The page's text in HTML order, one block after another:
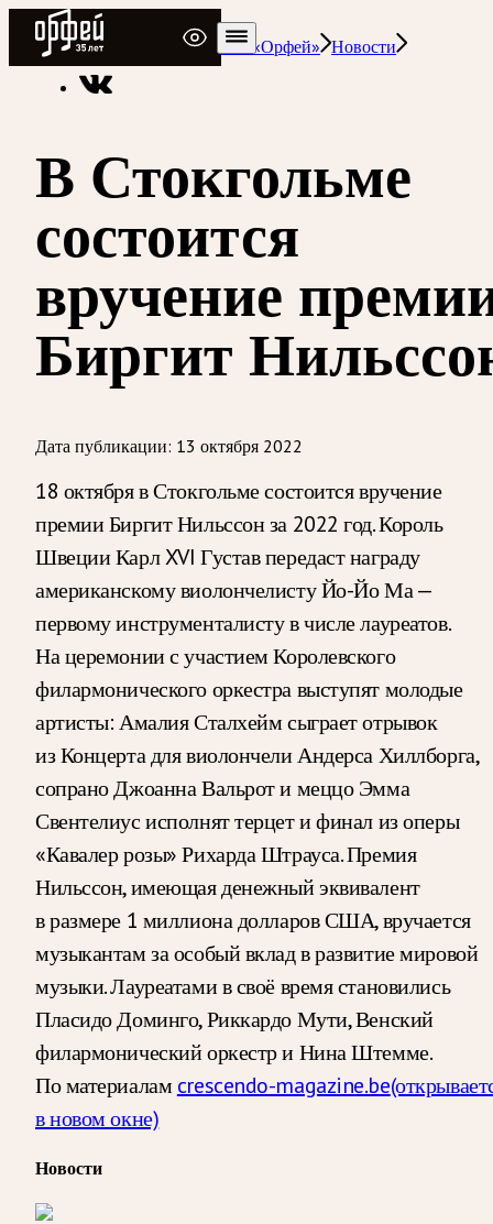
Радио Орфей
Радио классической музыки «Орфей» Новости
В Стокгольме
состоится
вручение
Биргит
Дата публикации: 13 октября 2022
18 октября в Стокгольме состоится вручение
премии Биргит Нильссон за 2022 год. Король
Швеции Карл XVI Густав передаст награду
американскому виолончелисту Йо-Йо Ма —
первому инструменталисту в числе лауреатов.
На церемонии с участием Королевского
филармонического оркестра выступят молодые
артисты: Амалия Сталхейм сыграет отрывок
из Концерта для виолончели Андерса Хиллборга,
сопрано Джоанна Вальрот и меццо Эмма
Свентелиус исполнят терцет и финал из оперы
«Кавалер розы» Рихарда Штрауса. Премия
Нильссон, имеющая денежный эквивалент
в размере 1 миллиона долларов США, вручается
музыкантам за особый вклад в развитие мировой
музыки. Лауреатами в своё время становились
Пласидо Доминго, Риккардо Мути, Венский
филармонический оркестр и Нина Штемме.
По материалам crescendo-magazine.be
в новом окне)
Новости